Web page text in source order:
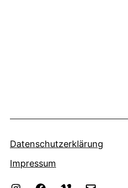
Datenschutzerklärung
Impressum